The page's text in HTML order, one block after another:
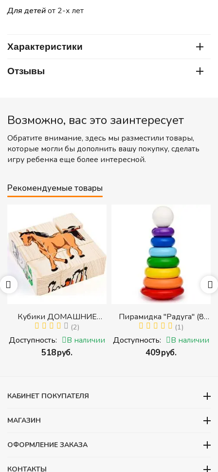
Для детейот 2-х лет
Характеристики
Отзывы
Возможно, вас это заинтересует
Обратите внимание, здесь мы разместили товары,
которые могли бы дополнить вашу покупку, сделать
игру ребенка еще более интересной.
Рекомендуемые товары
Кубики ДОМАШНИЕ
ЖИВОТНЫЕ (Томик)
(Набор кубиков
разрезных (складных))
(2)
Доступность: В наличии
‍518‍руб.
Пирамидка "Радуга" (8
деталей) (Пирамидка
среднего размера)
(1)
Доступность: В наличии
‍409‍руб.
КАБИНЕТ ПОКУПАТЕЛЯ
МАГАЗИН
ОФОРМЛЕНИЕ ЗАКАЗА
КОНТАКТЫ